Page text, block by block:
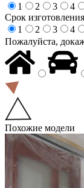
1
2 3 4
Срок изготовления
1
2 3 4
Пожалуйста,
Похожие модели